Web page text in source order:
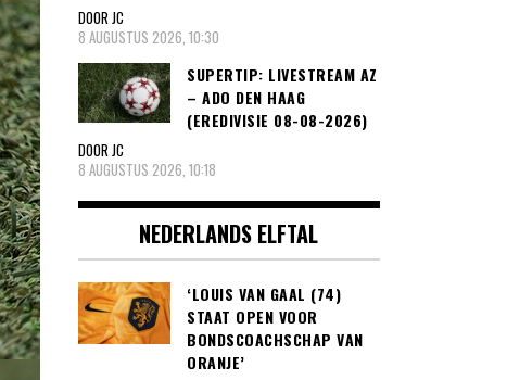
DOOR JC
8 AUGUSTUS 2026, 10:30
SUPERTIP: LIVESTREAM AZ
– ADO DEN HAAG
(EREDIVISIE 08-08-2026)
DOOR JC
8 AUGUSTUS 2026, 10:18
NEDERLANDS ELFTAL
‘LOUIS VAN GAAL (74)
STAAT OPEN VOOR
BONDSCOACHSCHAP VAN
ORANJE’